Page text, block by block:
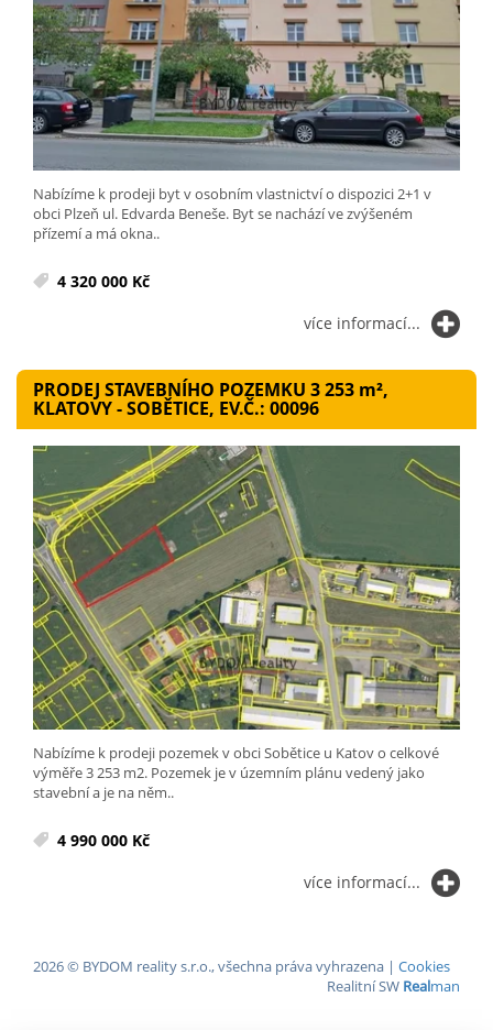
Nabízíme k prodeji byt v osobním vlastnictví o dispozici 2+1 v
obci Plzeň ul. Edvarda Beneše. Byt se nachází ve zvýšeném
přízemí a má okna..
4 320 000 Kč
více informací...
PRODEJ STAVEBNÍHO POZEMKU 3 253 m²,
KLATOVY - SOBĚTICE, EV.Č.: 00096
Nabízíme k prodeji pozemek v obci Sobětice u Katov o celkové
výměře 3 253 m2. Pozemek je v územním plánu vedený jako
stavební a je na něm..
4 990 000 Kč
více informací...
2026 © BYDOM reality s.r.o., všechna práva vyhrazena | Cookies
Realitní SW Realman